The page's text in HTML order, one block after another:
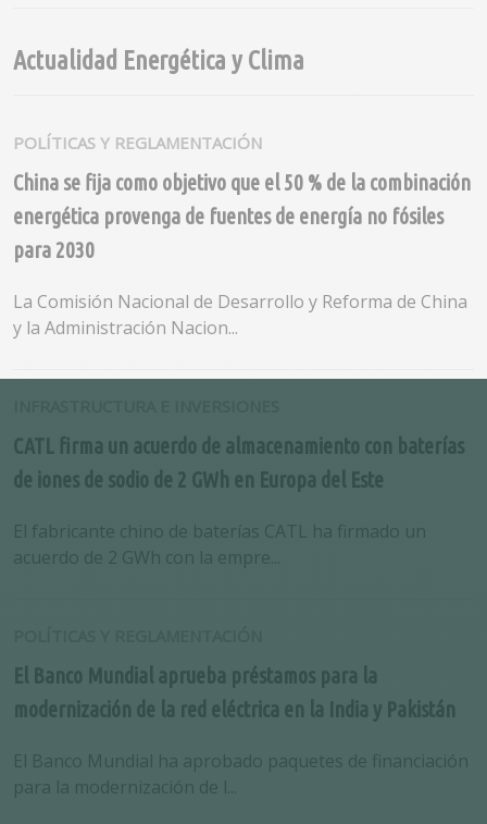
Actualidad Energética y Clima
POLÍTICAS Y REGLAMENTACIÓN
China se fija como objetivo que el 50 % de la combinación
energética provenga de fuentes de energía no fósiles
para 2030
La Comisión Nacional de Desarrollo y Reforma de China
y la Administración Nacion...
CATL firma un acuerdo de almacenamiento con baterías
de iones de sodio de 2 GWh en Europa del Este
El fabricante chino de baterías CATL ha firmado un
acuerdo de 2 GWh con la empre...
El Banco Mundial aprueba préstamos para la
modernización de la red eléctrica en la India y Pakistán
El Banco Mundial ha aprobado paquetes de financiación
para la modernización de l...